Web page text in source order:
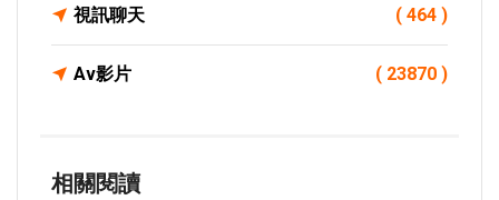
視訊聊天 ( 464 )
Av影片 ( 23870 )
相關閱讀